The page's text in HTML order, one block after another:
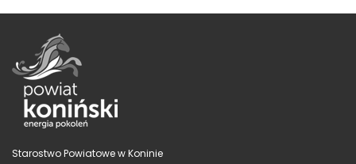
Starostwo Powiatowe w Koninie